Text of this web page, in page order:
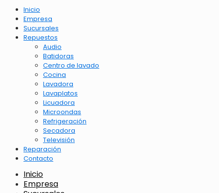
Inicio
Empresa
Sucursales
Repuestos
Audio
Batidoras
Centro de lavado
Cocina
Lavadora
Lavaplatos
Licuadora
Microondas
Refrigeración
Secadora
Televisión
Reparación
Contacto
Inicio
Empresa